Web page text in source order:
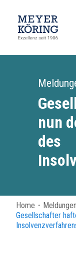
nun
des
Home ・ Meldungen
Gesellschafter